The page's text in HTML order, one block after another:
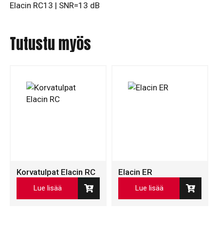
Elacin RC13 | SNR=13 dB
Tutustu myös
Korvatulpat Elacin RC
Lue lisää
Elacin ER
Lue lisää